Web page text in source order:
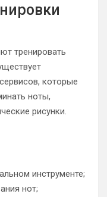
тренировать
которые
ноты,
рисунки.
инструменте;
нот;